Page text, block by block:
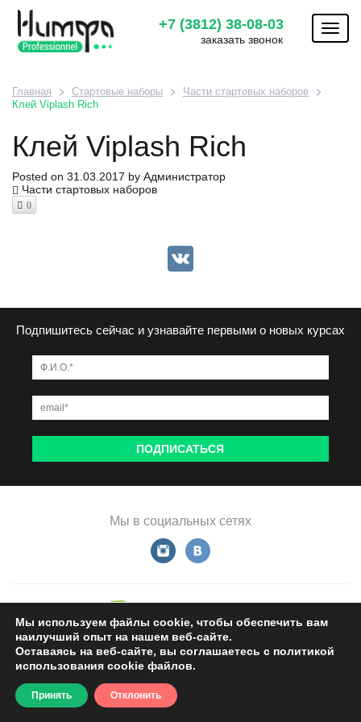
+7 (3812) 38-08-03
заказать звонок
Главная Стартовые наборы
Части стартовых наборов
Клей Viplash Rich
Клей Viplash Rich
Posted on 31.03.2017 by Администратор
Части стартовых наборов
0
Подпишитесь сейчас и узнавайте первыми о новых курсах
Мы в социальных сетях
Мы используем файлы cookie, чтобы обеспечить вам
наилучший опыт на нашем веб-сайте.
Оставаясь на веб-сайте, вы соглашаетесь с политикой
использования cookie файлов.
Принять Отклонить